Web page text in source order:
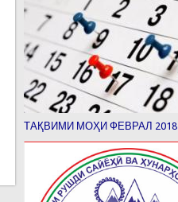
ТАҚВИМИ МОҲИ ФЕВРАЛ 2018